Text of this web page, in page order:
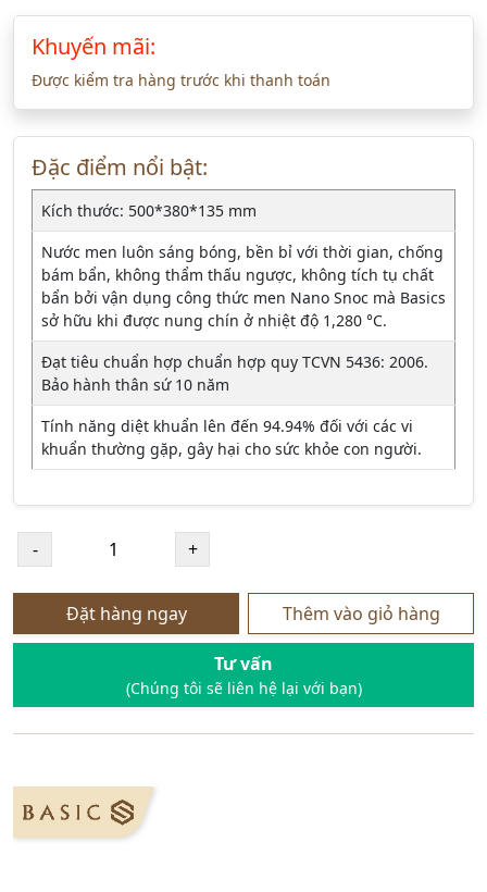
Khuyến mãi:
Được kiểm tra hàng trước khi thanh toán
Đặc điểm nổi bật:
Kích thước: 500*380*135 mm
Nước men luôn sáng bóng, bền bỉ với thời gian, chống
bám bẩn, không thẩm thấu ngược, không tích tụ chất
bẩn bởi vận dụng công thức men Nano Snoc mà Basics
sở hữu khi được nung chín ở nhiệt độ 1,280 °C.
Đạt tiêu chuẩn hợp chuẩn hợp quy TCVN 5436: 2006.
Bảo hành thân sứ 10 năm
Tính năng diệt khuẩn lên đến 94.94% đối với các vi
khuẩn thường gặp, gây hại cho sức khỏe con người.
Đặt hàng ngay Thêm vào giỏ hàng
Tư vấn
(Chúng tôi sẽ liên hệ lại với bạn)